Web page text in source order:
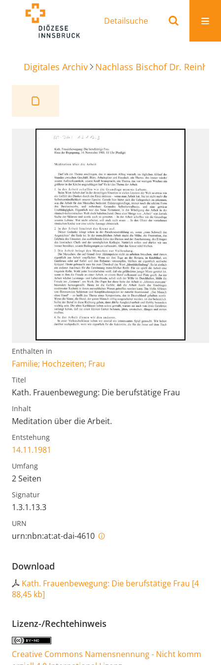
Detailsuche
Digitales Archiv Nachlass Bischof Dr.
Enthalten in
Familie; Hochzeiten; Frau
Titel
Kath. Frauenbewegung: Die berufstätige Frau
Inhalt
Meditation über die Arbeit.
Entstehung
14.11.1981
Umfang
2 Seiten
Signatur
1.3.1.13.3
URN
urn:nbn:at:at-dai-4610
Download
Kath. Frauenbewegung: Die berufstätige Frau [4
88,45 kb]
Lizenz-/Rechtehinweis
Creative Commons Namensnennung - Nicht komm